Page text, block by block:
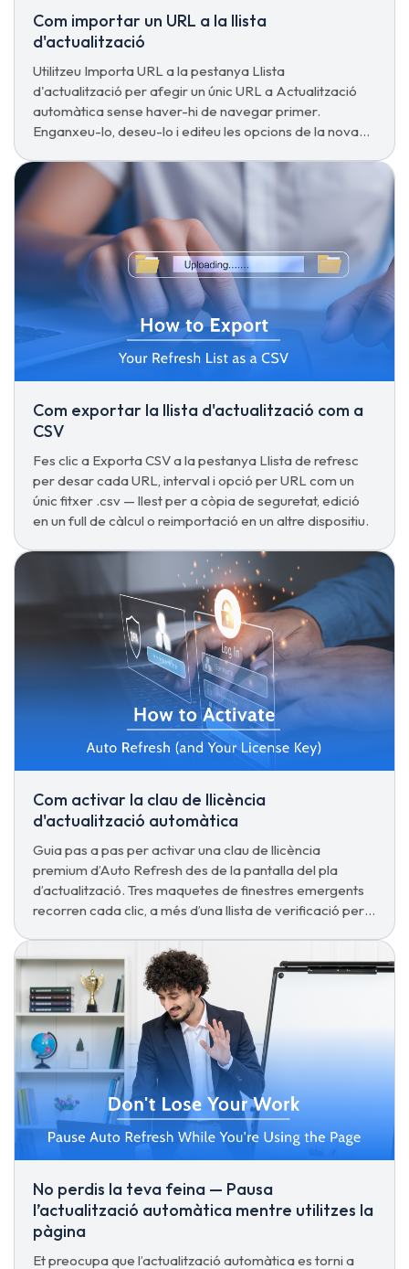
Com importar un URL a la llista
d'actualització
Utilitzeu Importa URL a la pestanya Llista
d'actualització per afegir un únic URL a Actualització
automàtica sense haver-hi de navegar primer.
Enganxeu-lo, deseu-lo i editeu les opcions de la nova
Com exportar la llista d'actualització com a
CSV
Fes clic a Exporta CSV a la pestanya Llista de refresc
per desar cada URL, interval i opció per URL com un
únic fitxer .csv — llest per a còpia de seguretat, edició
en un full de càlcul o reimportació en un altre dispositiu.
Com activar la clau de llicència
d'actualització automàtica
Guia pas a pas per activar una clau de llicència
premium d’Auto Refresh des de la pantalla del pla
d’actualització. Tres maquetes de finestres emergents
recorren cada clic, a més d’una llista de verificació per a
No perdis la teva feina — Pausa
l’actualització automàtica mentre utilitzes la
pàgina
Et preocupa que l’actualització automàtica es torni a